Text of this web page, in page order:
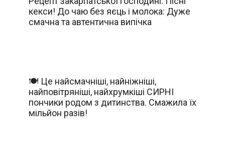
кекси! До чаю без яєць і молока: Дуже
смачна та автентична випічка
🍽️ Це найсмачніші, найніжніші,
найповітряніші, найхрумкіші СИРНІ
пончики родом з дитинства. Смажила їх
мільйон разів!